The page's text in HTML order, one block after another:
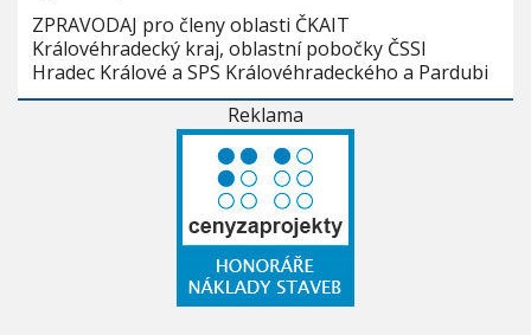
ZPRAVODAJ pro členy oblasti ČKAIT
Královéhradecký kraj, oblastní pobočky ČSSI
Hradec Králové a SPS Královéhradeckého a Pardubi
Reklama